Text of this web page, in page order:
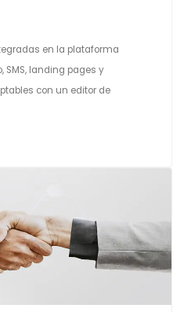
en la plataforma
SMS, landing pages y
con un editor de